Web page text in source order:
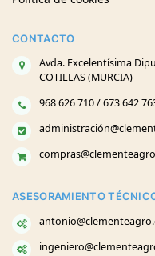
CONTACTO
Avda. Excelentísima
COTILLAS (MURCIA)
968 626 710 / 673 642
ASESORAMIENTO